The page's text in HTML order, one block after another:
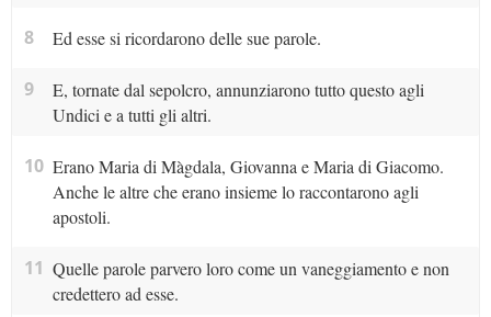
8 Ed esse si ricordarono delle sue parole.
9
E, tornate dal sepolcro, annunziarono tutto questo agli
Undici e a tutti gli altri.
10 Erano Maria di Màgdala, Giovanna e Maria di Giacomo.
Anche le altre che erano insieme lo raccontarono agli
apostoli.
11 Quelle parole parvero loro come un vaneggiamento e non
credettero ad esse.